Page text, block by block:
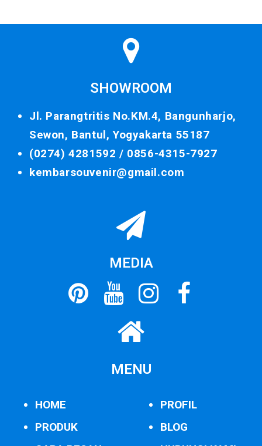
SHOWROOM
Jl. Parangtritis No.KM.4, Bangunharjo,
Sewon, Bantul, Yogyakarta 55187
(0274) 4281592 / 0856-4315-7927
kembarsouvenir@gmail.com
MEDIA
MENU
HOME
PRODUK
PROFIL
BLOG